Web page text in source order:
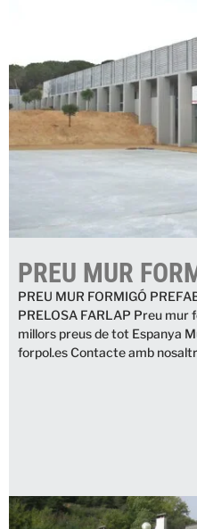
PREU MUR
PREU MUR FORMIGÓ
PRELOSA FARLAP Preu mur
millors preus de tot Espanya
forpol.es Contacte amb